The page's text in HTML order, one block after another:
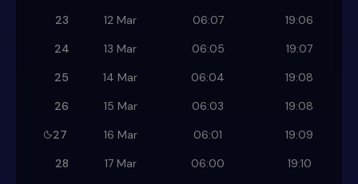
23
12 Mar 06:07
19:06
24
13 Mar 06:05
19:07
25
14 Mar 06:04
19:08
26
15 Mar 06:03
19:08
27
16 Mar 06:01
19:09
28
17 Mar 06:00
19:10